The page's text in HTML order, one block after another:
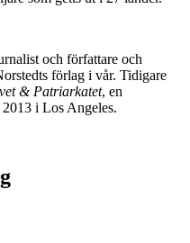
och författare och
förlag i vår. Tidigare
& Patriarkatet, en
i Los Angeles.